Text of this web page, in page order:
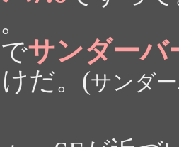
サンダーバ
だ。(サンダ